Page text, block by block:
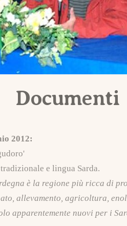
Documenti
2012:
e lingua Sarda.
è la regione più ricca di
allevamento, agricoltura,
apparentemente nuovi per i